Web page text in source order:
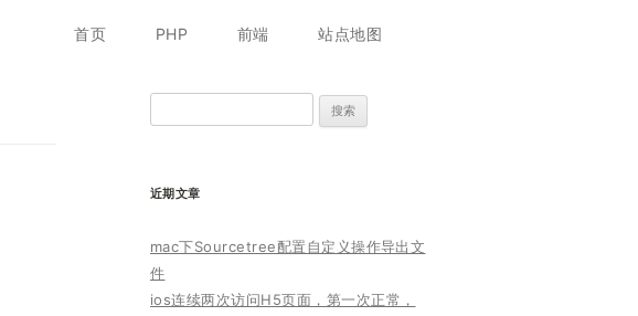
至
正
首页 PHP 前端 站点地图
索：
近期文章
mac下Sourcetree配置自定义操作导出文
件
ios连续两次访问H5页面，第一次正常，